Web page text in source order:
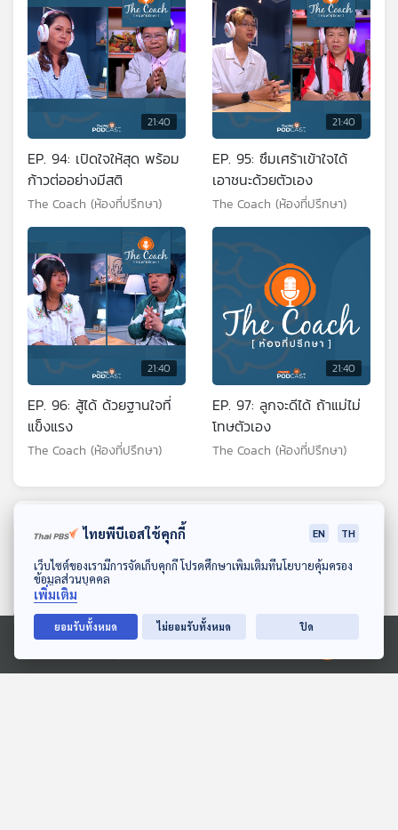
ดาวน์โหลด Thai PBS Podcast Application
Ⓒ 2020 องค์การกระจายเสียงและแพร่ภาพสาธารณะแห่งประเทศไทย
21:40
EP. 94: เปิดใจให้สุด พร้อม
ก้าวต่ออย่างมีสติ
The Coach (ห้องที่ปรึกษา)
21:40
EP. 95: ซึมเศร้าเข้าใจได้
เอาชนะด้วยตัวเอง
The Coach (ห้องที่ปรึกษา)
21:40
EP. 96: สู้ได้ ด้วยฐานใจที่
แข็งแรง
The Coach (ห้องที่ปรึกษา)
21:40
EP. 97: ลูกจะดีได้ ถ้าแม่ไม่
โทษตัวเอง
The Coach (ห้องที่ปรึกษา)
ตอนที่เกี่ยวข้องไทยพีบีเอสใช้คุกกี้ EN TH
เว็บไซต์ของเรามีการจัดเก็บคุกกี้ โปรดศึกษาเพิ่มเติมที่นโยบายคุ้มครอง
ข้อมูลส่วนบุคคล
เพิ่มเติม
ยอมรับทั้งหมด ไม่ยอมรับทั้งหมด ปิด